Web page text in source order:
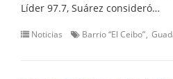
Líder 97.7, Suárez consideró…
Noticias Barrio “El Ceibo”